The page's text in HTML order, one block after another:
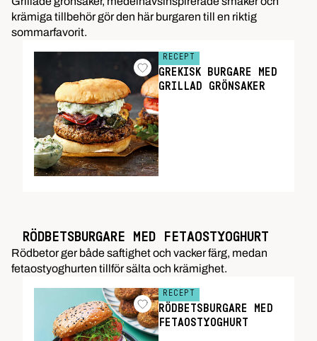
krämiga tillbehör gör den här burgaren till en riktig
sommarfavorit.
RECEPT
GREKISK BURGARE MED
GRILLAD GRÖNSAKER
RÖDBETSBURGARE MED FETAOSTYOGHURT
Rödbetor ger både saftighet och vacker färg, medan
fetaostyoghurten tillför sälta och krämighet.
RECEPT
RÖDBETSBURGARE MED
FETAOSTYOGHURT